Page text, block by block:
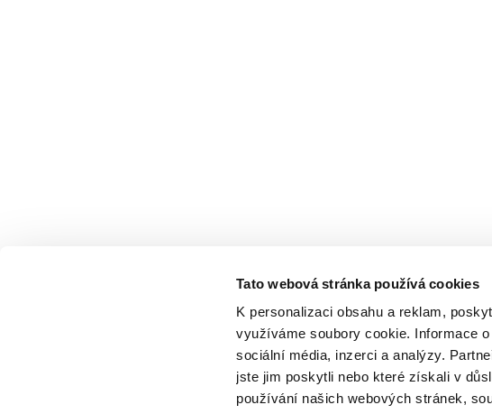
Tato webová stránka používá cookies
K personalizaci obsahu a reklam,
využíváme soubory cookie. Informace
sociální média, inzerci a analýzy.
jste jim poskytli nebo které získali v
používání našich webových stránek,